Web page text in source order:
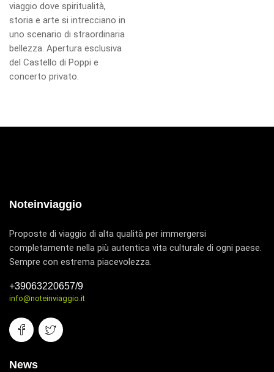
viaggio dove spiritualità,
storia e arte si intrecciano in
uno scenario di straordinaria
bellezza. Apertura esclusiva
del Castello di Poppi e
concerto privato.
Noteinviaggio
Proposte di viaggio di alta qualità per immergersi
completamente nella più autentica vita culturale di ogni paese.
Sempre con estrema piacevolezza.
+39063220657/9
info@noteinviaggio.it
News